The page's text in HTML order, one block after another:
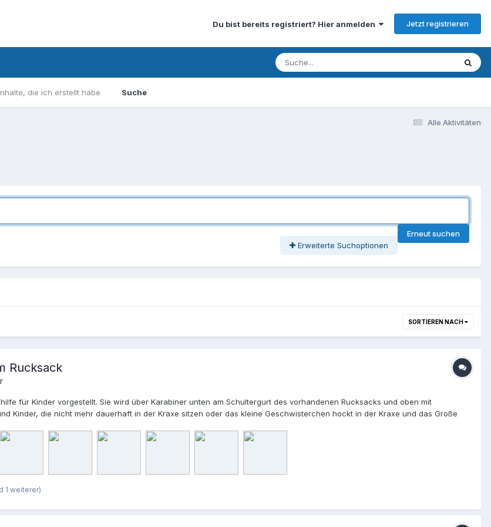
Du bist bereits registriert? Hier anmelden Jetzt registrieren
die ich erstellt habe Suche
Alle Aktivitäten
Erneut suchen
Erweiterte Suchoptionen
SORTIEREN NACH
Rucksack
für Kinder vorgestellt. Sie wird über Karabiner unten am Schultergurt des vorhandenen Rucksacks und oben mit
Kinder, die nicht mehr dauerhaft in der Kraxe sitzen oder das kleine Geschwisterchen hockt in der Kraxe und das Große
und selber umgesetzt. Link1 Link2 Materialien (alle von Extremtextil): - Cordura 330den, 1m - Gurtband Polyester 15
Zickzack-Stich versäubern. 3. Tuch mittig falten und an den zusammengefalteten Seiten zusammennähen. Anschließend
Quadrat. 4. Als nächstes jeweils 2 m des Gurtbandes rechts und links in der Röhre am Rand doppelt durchführen,
Gurtschnalle wie auf den Bildern shcon einmal einhängen, um die passende Gurtlänge zu finden (die oben
bei der oberen lila Klammer, das andere wird komplett durch beide Teile der Gurtschnalle geführt. 5. Dann oben und
1 weiterer)